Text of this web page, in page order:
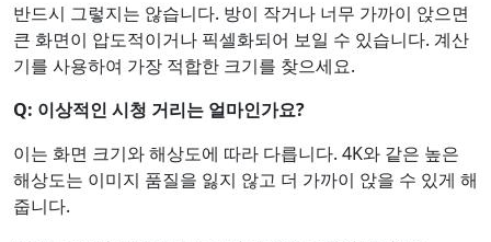
반드시 그렇지는 않습니다. 방이 작거나 너무 가까이 앉으면
큰 화면이 압도적이거나 픽셀화되어 보일 수 있습니다. 계산
기를 사용하여 가장 적합한 크기를 찾으세요.
Q: 이상적인 시청 거리는 얼마인가요?
이는 화면 크기와 해상도에 따라 다릅니다. 4K와 같은 높은
해상도는 이미지 품질을 잃지 않고 더 가까이 앉을 수 있게 해
줍니다.